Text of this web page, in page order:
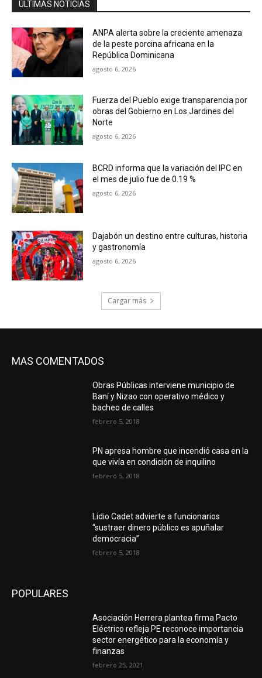
ÚLTIMAS NOTICIAS
ANPA alerta sobre la creciente amenaza
de la peste porcina africana en la
República Dominicana
agosto 6, 2026
Fuerza del Pueblo exige transparencia por
obras del Gobierno en Los Jardines del
Norte
agosto 6, 2026
BCRD informa que la variación del IPC en
el mes de julio fue de 0.19 %
agosto 6, 2026
Dajabón un destino entre culturas, historia
y gastronomía
agosto 6, 2026
Cargar más
MAS COMENTADOS
Obras Públicas interviene municipio de
Baní y Nizao con operativo médico y
bacheo de calles
febrero 5, 2018
PN apresa hombre que incendió casa en la
que vivía en condición de inquilino
febrero 5, 2018
Lidio Cadet advierte a funcionarios
“sustraer dinero público es apuñalar
democracia”
febrero 5, 2018
POPULARES
Asociación Herrera plantea firma Pacto
Eléctrico refleja PE reconoce importancia
sector energético para la economía y
finanzas
febrero 25, 2021